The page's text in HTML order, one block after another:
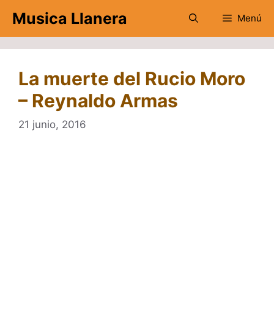
contenido
Musica Llanera Menú
La muerte del Rucio Moro
– Reynaldo Armas
21 junio, 2016